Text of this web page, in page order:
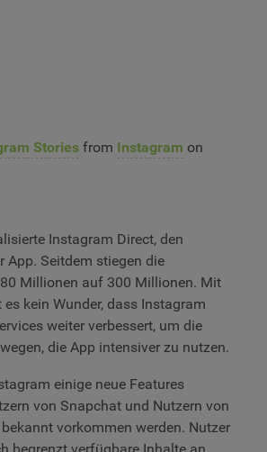
Stories from Instagram on
Instagram Direct, den
App. Seitdem stiegen die
Millionen auf 300 Millionen. Mit
kein Wunder, dass Instagram
weiter verbessert, um die
die App intensiver zu nutzen.
einige neue Features
von Snapchat und Nutzern von
vorkommen werden. Nutzer